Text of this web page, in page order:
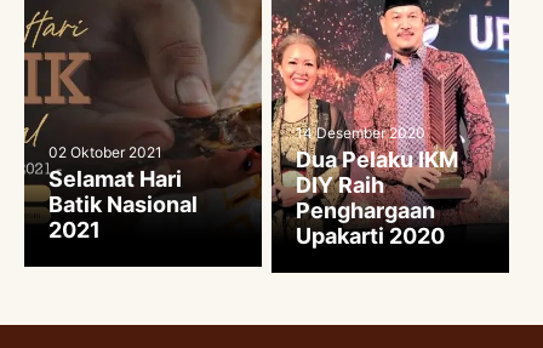
02 Oktober 2021
Selamat Hari
Batik Nasional
2021
14 Desember 2020
Dua Pelaku IKM
DIY Raih
Penghargaan
Upakarti 2020